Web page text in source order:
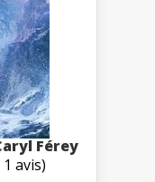
Férey
avis)